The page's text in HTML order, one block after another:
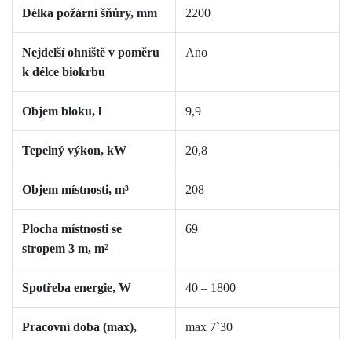
Délka požární šňůry, mm 2200
Nejdelší ohniště v poměru
k délce biokrbu
Ano
Objem bloku, l 9,9
Tepelný výkon, kW 20,8
Objem místnosti, m³ 208
Plocha místnosti se
stropem 3 m, m²
69
Spotřeba energie, W 40 – 1800
Pracovní doba (max),
max 7`30